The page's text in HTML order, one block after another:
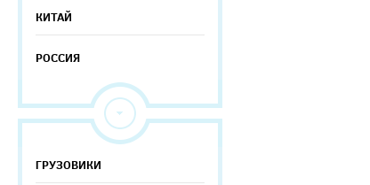
КИТАЙ
РОССИЯ
ГРУЗОВИКИ